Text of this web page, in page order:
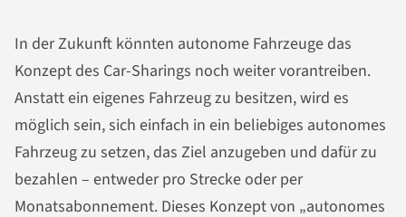
In der Zukunft könnten autonome Fahrzeuge das
Konzept des Car-Sharings noch weiter vorantreiben.
Anstatt ein eigenes Fahrzeug zu besitzen, wird es
möglich sein, sich einfach in ein beliebiges autonomes
Fahrzeug zu setzen, das Ziel anzugeben und dafür zu
bezahlen – entweder pro Strecke oder per
Monatsabonnement. Dieses Konzept von „autonomes